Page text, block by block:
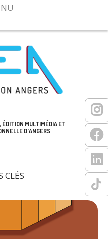
ÉDITION MULTIMÉDIA ET
D'ANGERS
CLÉS